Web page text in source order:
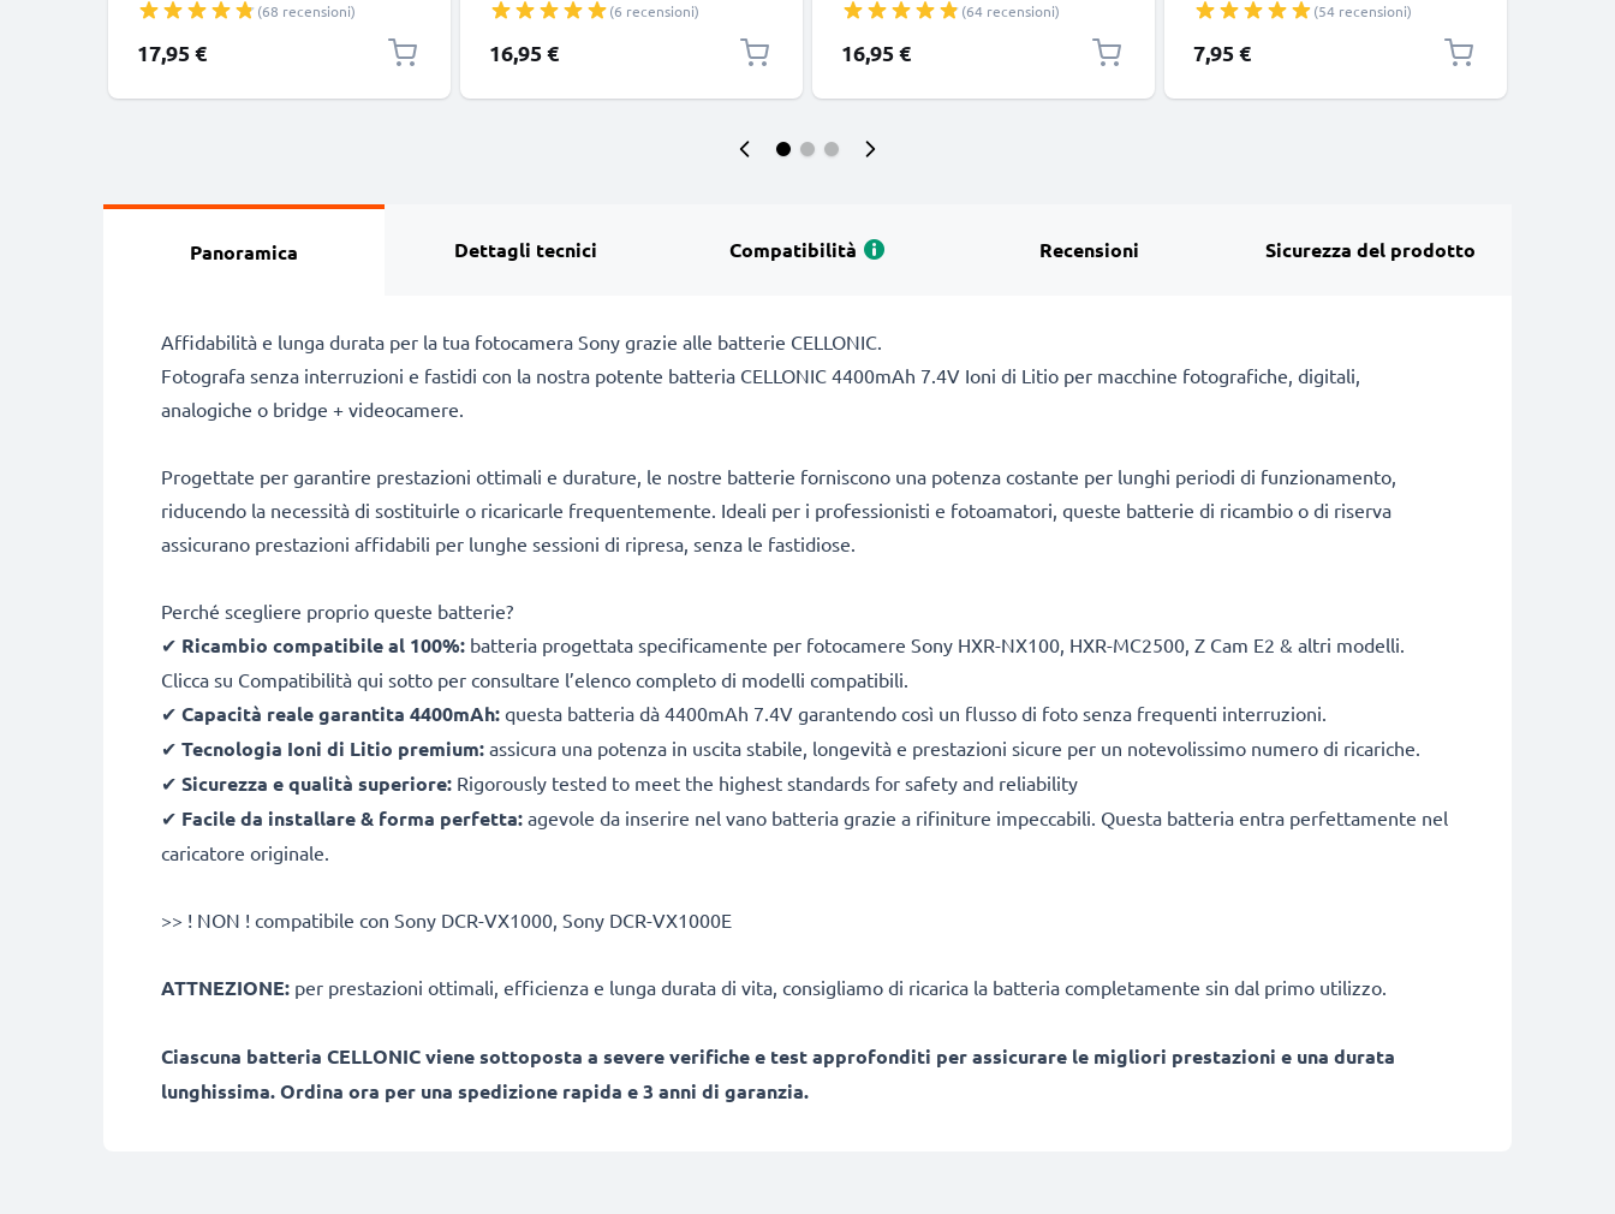
NX100 NX5 HDR-FX1 FX7 FX1000
DSR-PD150 Batterie per fotocamera
marca CELLONIC
(68 recensioni)
17,95 €
FX1 FX7 FX1000 DSR-PD150 -PD170
HVR-Z1 NEX-FS700R) Caricatore
duale
(6 recensioni)
16,95 €
batteria finta dummy, DC coupler
per una fonte di corrente continua
(64 recensioni)
16,95 €
nero
(54 recensioni)
7,95 €
Panoramica Dettagli tecnici Compatibilità Recensioni Sicurezza del prodotto
Affidabilità e lunga durata per la tua fotocamera Sony grazie alle batterie CELLONIC.
Fotografa senza interruzioni e fastidi con la nostra potente batteria CELLONIC 4400mAh 7.4V Ioni di Litio per macchine fotografiche, digitali,
analogiche o bridge + videocamere.
Progettate per garantire prestazioni ottimali e durature, le nostre batterie forniscono una potenza costante per lunghi periodi di funzionamento,
riducendo la necessità di sostituirle o ricaricarle frequentemente. Ideali per i professionisti e fotoamatori, queste batterie di ricambio o di riserva
assicurano prestazioni affidabili per lunghe sessioni di ripresa, senza le fastidiose.
Perché scegliere proprio queste batterie?
✔ Ricambio compatibile al 100%: batteria progettata specificamente per fotocamere Sony HXR-NX100, HXR-MC2500, Z Cam E2 & altri modelli.
Clicca su Compatibilità qui sotto per consultare l’elenco completo di modelli compatibili.
✔ Capacità reale garantita 4400mAh: questa batteria dà 4400mAh 7.4V garantendo così un flusso di foto senza frequenti interruzioni.
✔ Tecnologia Ioni di Litio premium: assicura una potenza in uscita stabile, longevità e prestazioni sicure per un notevolissimo numero di ricariche.
✔ Sicurezza e qualità superiore: Rigorously tested to meet the highest standards for safety and reliability
✔ Facile da installare & forma perfetta: agevole da inserire nel vano batteria grazie a rifiniture impeccabili. Questa batteria entra perfettamente nel
caricatore originale.
>> ! NON ! compatibile con Sony DCR-VX1000, Sony DCR-VX1000E
ATTNEZIONE: per prestazioni ottimali, efficienza e lunga durata di vita, consigliamo di ricarica la batteria completamente sin dal primo utilizzo.
Ciascuna batteria CELLONIC viene sottoposta a severe verifiche e test approfonditi per assicurare le migliori prestazioni e una durata
lunghissima. Ordina ora per una spedizione rapida e 3 anni di garanzia.